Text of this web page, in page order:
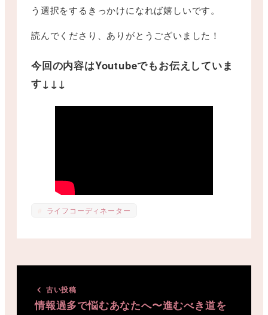
う選択をするきっかけになれば嬉しいです。
読んでくださり、ありがとうございました！
今回の内容はYoutubeでもお伝えしていま
す↓↓↓
ライフコーディネーター
古い投稿
情報過多で悩むあなたへ〜進むべき道を